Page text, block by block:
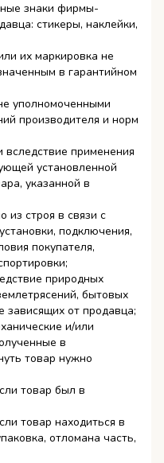
знаки фирмы-
стикеры, наклейки,
их маркировка не
в гарантийном
уполномоченными
производителя и норм
применения
установленной
указанной в
строя в связи с
подключения,
покупателя,
природных
бытовых
зависящих от продавца;
и/или
в
товар нужно
товар был в
товар находиться в
отломана часть,